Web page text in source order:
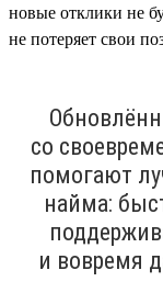
новые отклики не
не потеряет свои
со
помогают
найма:
и вовремя